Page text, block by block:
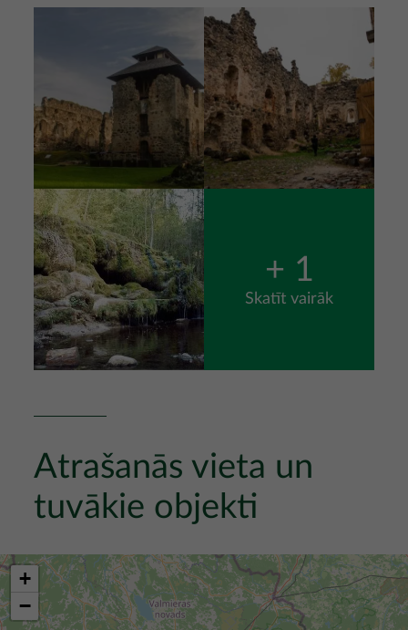
Attēls
Attēls
+ 1
Skatīt vairāk
Atrašanās vieta un
tuvākie objekti
+
−